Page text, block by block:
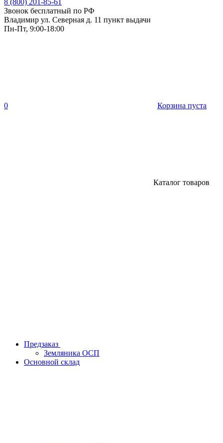
8 (800) 201-85-61
Звонок бесплатный по РФ
Владимир ул. Северная д. 11 пункт выдачи
Пн-Пт, 9:00-18:00
0 Корзина пуста
Каталог товаров
Предзаказ
Земляника ОСП
Основной склад